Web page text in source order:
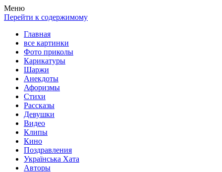
Весела хата — прикольные картинки, смешные истории,
клипы!
Покажем всем ваши фото приколы, карикатуры, шаржи, стихи,
рассказы, видео и песни!
Меню
Перейти к содержимому
Главная
все картинки
Фото приколы
Карикатуры
Шаржи
Анекдоты
Афоризмы
Стихи
Рассказы
Девушки
Видео
Клипы
Кино
Поздравления
Українська Хата
Авторы